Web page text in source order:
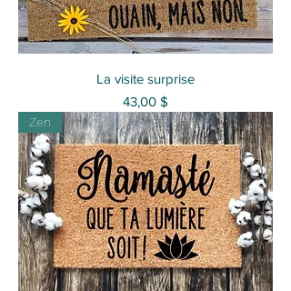
La visite surprise
Prix
43,00 $
Zen